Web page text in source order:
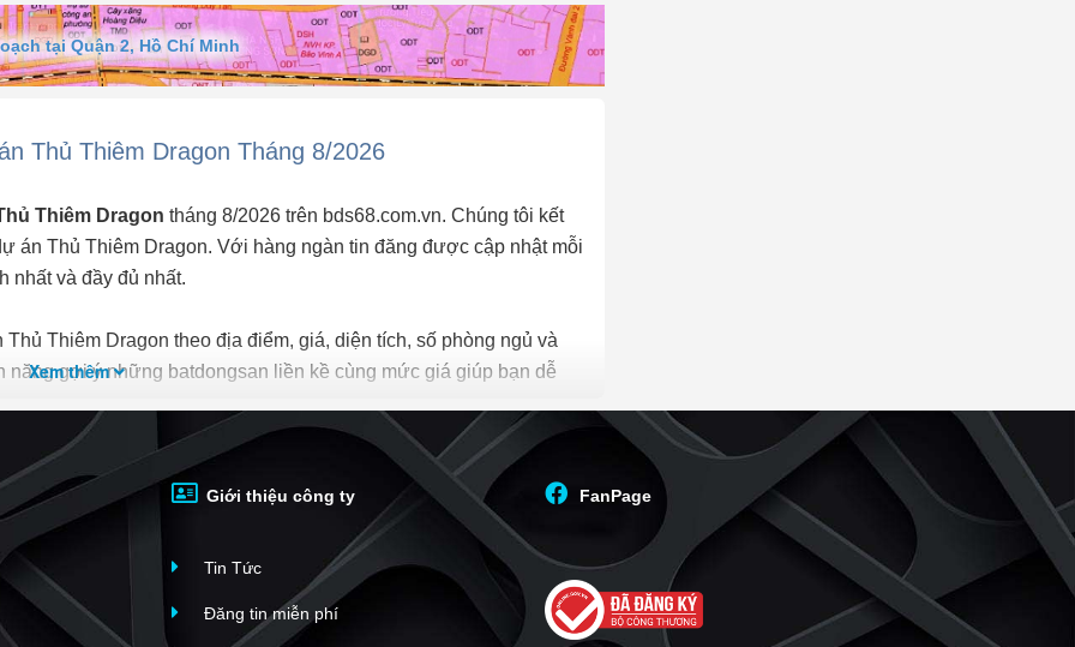
tại Quận 2, Hồ Chí Minh
Thủ Thiêm Dragon Tháng 8/2026
Thiêm Dragon tháng 8/2026 trên bds68.com.vn. Chúng tôi kết
án Thủ Thiêm Dragon. Với hàng ngàn tin đăng được cập nhật mỗi
nhất và đầy đủ nhất.
Thiêm Dragon theo địa điểm, giá, diện tích, số phòng ngủ và
gợi ý những batdongsan liền kề cùng mức giá giúp bạn dễ
nhanh nhất và phù hợp với nhu cầu, bạn hãy truy cập vào
bạn có thể đăng tin Cho thuê nhà đất miễn phí
trên bds68 để
Xem thêm
La Astoria
(23)
The Global City
Cantavil An Phú
(22)
The Vista An Phú
Imperia An Phú
(21)
D’Lusso
(20)
Giới thiệu công ty
Tin Tức
Đăng tin miễn phí
FanPage